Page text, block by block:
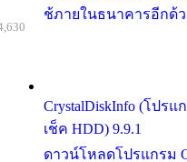
ช้ภายในธนาคารอีกด้ว
CrystalDiskInfo (โปรแ
เช็ค HDD) 9.9.1
ดาวน์โหลดโปรแกรม